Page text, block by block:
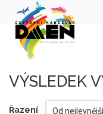
VÝSLEDEK
Řazení Od